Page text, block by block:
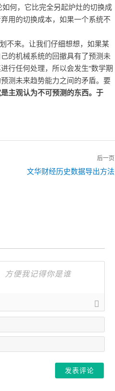
何，它比完全另起炉灶的切换成
用的切换成本，如果一个系统不
不来。让我们仔细想想，如果某
的机械系统的回撤具有了预测未
行任何处理，所以会发生“数学期
测未来趋势能力之间的矛盾。要
主观认为不可预测的东西。于
后一页
文华财经历史数据导出方法
字
箱